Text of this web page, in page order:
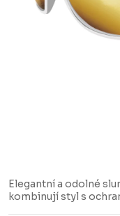
Elegantní a odolné
kombinují styl s